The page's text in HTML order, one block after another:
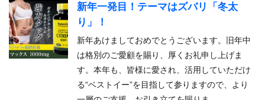
新年一発目！テーマはズバリ「冬太
り」！
新年あけましておめでとうございます。旧年中
は格別のご愛顧を賜り、厚くお礼申し上げま
す。本年も、皆様に愛され、活用していただけ
る“ベストイー”を目指して参りますので、より